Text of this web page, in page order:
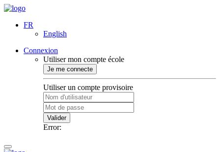
FR
English
Connexion
Utiliser mon compte école
Je me connecte
Utiliser un compte provisoire
Valider
Error: